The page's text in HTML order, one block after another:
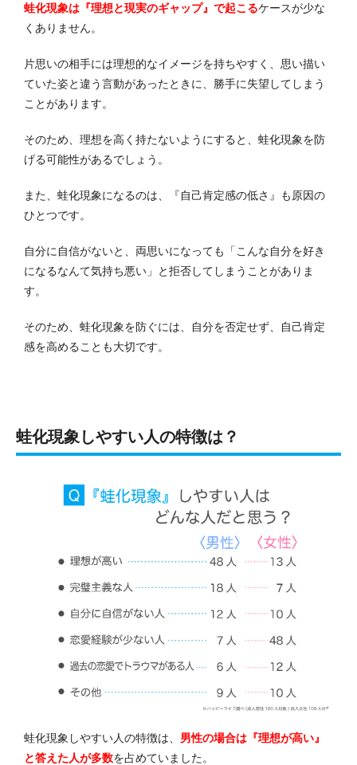
蛙化現象は『理想と現実のギャップ』で起こるケースが少な
くありません。
片思いの相手には理想的なイメージを持ちやすく、思い描い
ていた姿と違う言動があったときに、勝手に失望してしまう
ことがあります。
そのため、理想を高く持たないようにすると、蛙化現象を防
げる可能性があるでしょう。
また、蛙化現象になるのは、『自己肯定感の低さ』も原因の
ひとつです。
自分に自信がないと、両思いになっても「こんな自分を好き
になるなんて気持ち悪い」と拒否してしまうことがありま
す。
そのため、蛙化現象を防ぐには、自分を否定せず、自己肯定
感を高めることも大切です。
蛙化現象しやすい人の特徴は？
蛙化現象しやすい人の特徴は、 男性の場合は『理想が高い』
と答えた人が多数を占めていました。